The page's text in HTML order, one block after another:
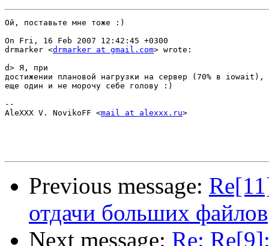
Ой, поставьте мне тоже :)
On Fri, 16 Feb 2007 12:42:45 +0300
drmarker <drmarker at gmail.com> wrote:
d> Я, при
достижении плановой нагрузки на сервер (70% в iowait),
еще один и не морочу себе голову :)
--
AleXXX V. NovikoFF <mail at alexxx.ru>
Previous message:
отдачи больших файлов
Next message: Re: